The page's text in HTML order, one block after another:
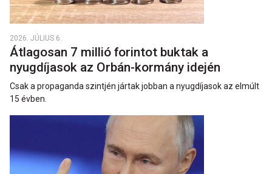
2026. JÚLIUS 6.
Átlagosan 7 millió forintot buktak a
nyugdíjasok az Orbán-kormány idején
Csak a propaganda szintjén jártak jobban a nyugdíjasok az elmúlt
15 évben.